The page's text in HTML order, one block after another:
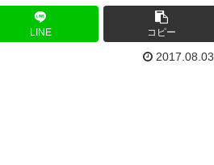
LINE コピー
2017.08.03